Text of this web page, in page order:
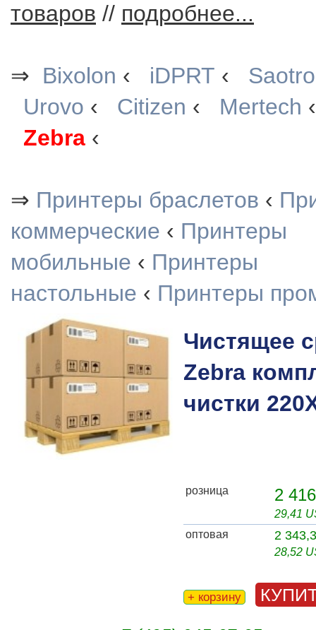
товаров // подробнее...
⇒ Bixolon ‹ iDPRT ‹
Urovo ‹ Citizen ‹ Mertech
Zebra ‹
⇒ Принтеры браслетов ‹
коммерческие ‹ Принтеры
мобильные ‹ Принтеры
настольные ‹ Принтеры
Чистящее
Zebra
чистки
розница 2
29,41
оптовая
2
28,52
+ корзину